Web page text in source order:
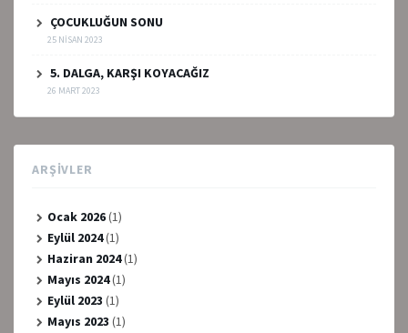
ÇOCUKLUĞUN SONU
25 NISAN 2023
5. DALGA, KARŞI KOYACAĞIZ
26 MART 2023
ARŞIVLER
Ocak 2026(1)
Eylül 2024(1)
Haziran 2024(1)
Mayıs 2024(1)
Eylül 2023 (1)
Mayıs 2023 (1)